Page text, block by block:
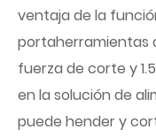
ventaja de la
portaherramientas
fuerza de corte y
en la solución de
puede hender y